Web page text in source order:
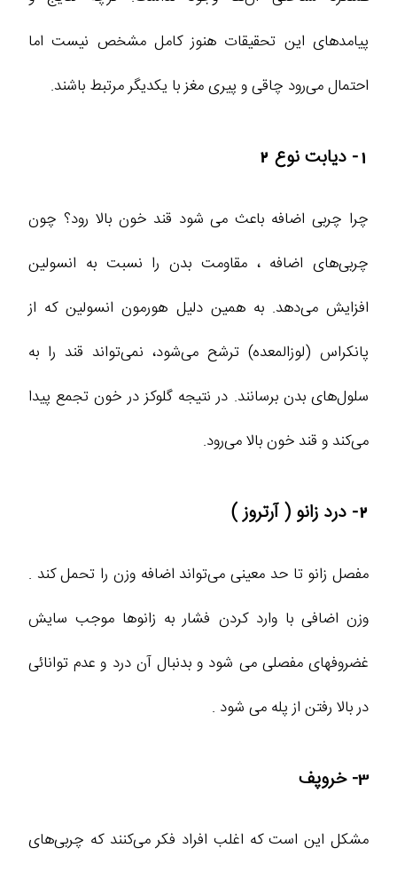
پیامدهای این تحقیقات هنوز کامل مشخص نیست اما
احتمال می‌رود چاقی و پیری مغز با یکدیگر مرتبط باشند.
1- دیابت نوع 2
چرا چربی اضافه باعث می شود قند خون بالا رود؟ چون
چربی‌های اضافه ، مقاومت بدن را نسبت به انسولین
افزایش می‌دهد. به همین دلیل هورمون انسولین که از
پانکراس (لوزالمعده) ترشح می‌شود، نمی‌تواند قند را به
سلول‌های بدن برسانند. در نتیجه گلوکز در خون تجمع پیدا
می‌کند و قند خون بالا می‌رود.
2- درد زانو ( آرتروز )
مفصل زانو تا حد معینی می‌تواند اضافه وزن را تحمل کند .
وزن اضافی با وارد کردن فشار به زانوها موجب سایش
غضروفهای مفصلی می شود و بدنبال آن درد و عدم توانائی
در بالا رفتن از پله می شود .
3- خروپف
مشکل این است که اغلب افراد فکر می‌کنند که چربی‌های